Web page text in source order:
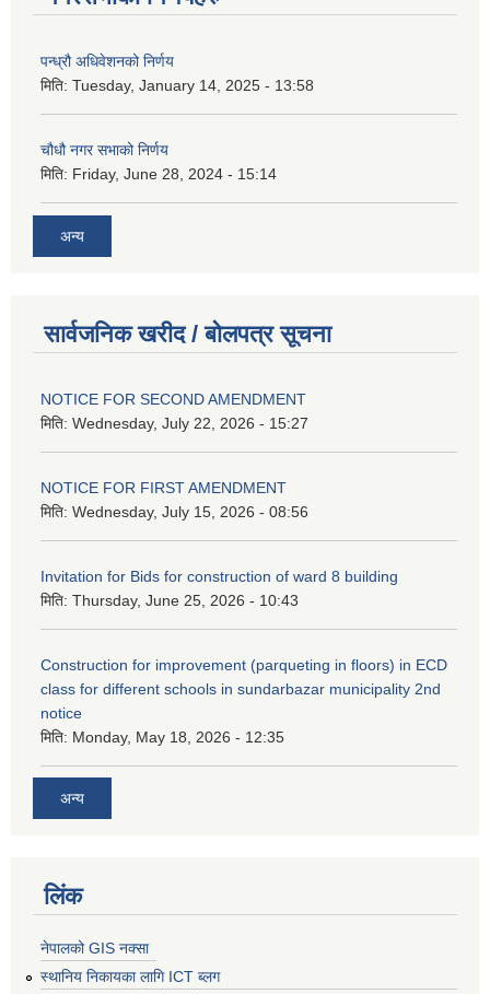
पन्ध्रौ अधिवेशनको निर्णय
मिति: Tuesday, January 14, 2025 - 13:58
चौधौ नगर सभाको निर्णय
मिति: Friday, June 28, 2024 - 15:14
अन्य
सार्वजनिक खरीद / बोलपत्र सूचना
NOTICE FOR SECOND AMENDMENT
मिति: Wednesday, July 22, 2026 - 15:27
NOTICE FOR FIRST AMENDMENT
मिति: Wednesday, July 15, 2026 - 08:56
Invitation for Bids for construction of ward 8 building
मिति: Thursday, June 25, 2026 - 10:43
Construction for improvement (parqueting in floors) in ECD
class for different schools in sundarbazar municipality 2nd
notice
मिति: Monday, May 18, 2026 - 12:35
अन्य
लिंक
नेपालको GIS नक्सा
स्थानिय निकायका लागि ICT ब्लग